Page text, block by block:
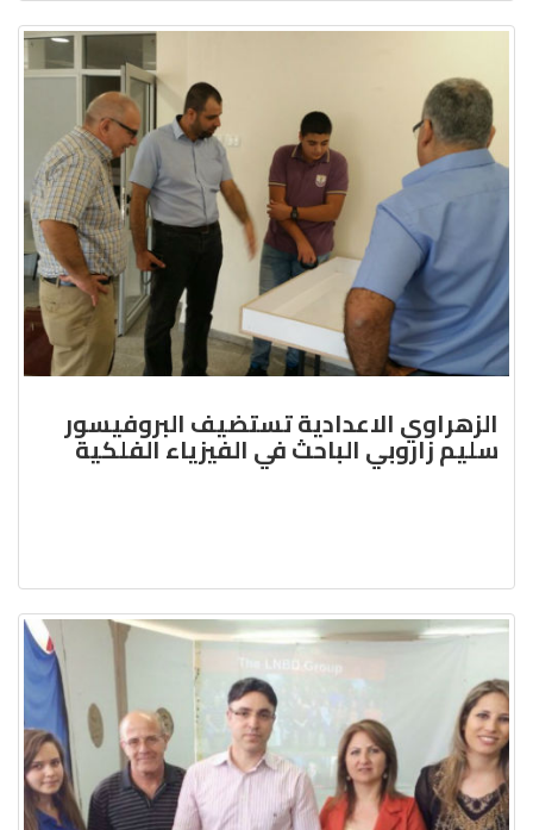
الزهراوي الاعدادية تستضيف البروفيسور
سليم زاروبي الباحث في الفيزياء الفلكية